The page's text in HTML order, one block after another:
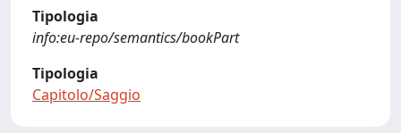
Tipologia
info:eu-repo/semantics/bookPart
Tipologia
Capitolo/Saggio